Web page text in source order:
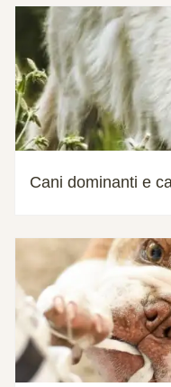
Cani dominanti e